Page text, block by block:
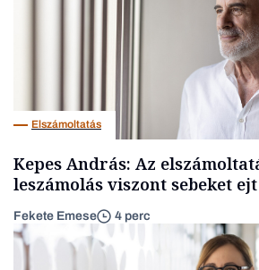
Elszámoltatás
Kepes András: Az
leszámolás viszont sebeket ejt
Fekete Emese 4 perc